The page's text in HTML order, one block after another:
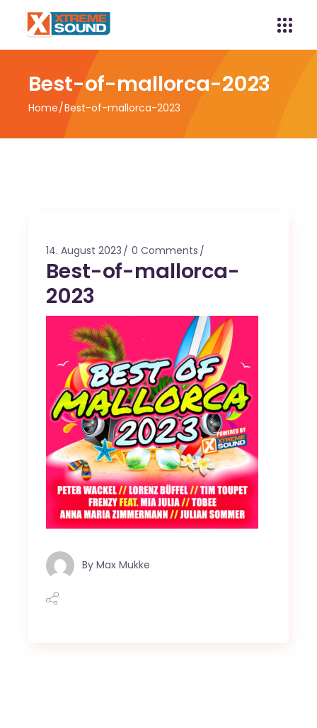
Best-of-mallorca-2023
Home Best-of-mallorca-2023
14. August 2023 0 Comments
Best-of-mallorca-
2023
By Max Mukke